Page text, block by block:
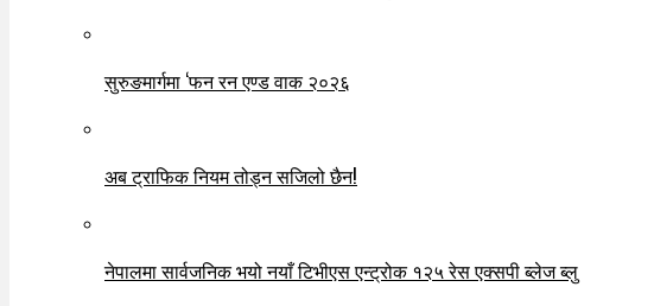
सुरुङमार्गमा ‘फन रन एण्ड वाक २०२६
अब ट्राफिक नियम तोड्न सजिलो छैन!
नेपालमा सार्वजनिक भयो नयाँ टिभीएस एन्ट्रोक १२५ रेस एक्सपी ब्लेज ब्लु